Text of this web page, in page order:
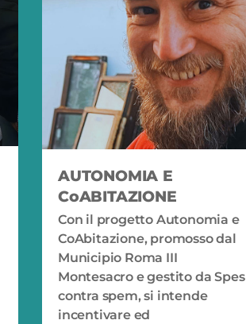
AUTONOMIA E
CoABITAZIONE
Con il progetto Autonomia e
CoAbitazione, promosso dal
Municipio Roma III
Montesacro e gestito da Spes
contra spem, si intende
incentivare ed